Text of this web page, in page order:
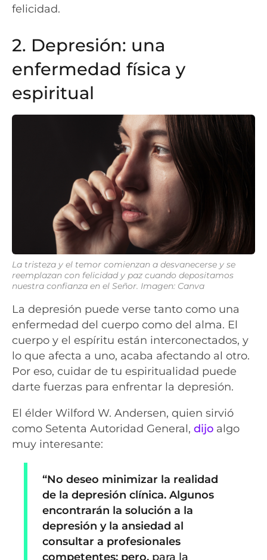
felicidad.
2. Depresión: una
enfermedad física y
espiritual
La tristeza y el temor comienzan a desvanecerse y se
reemplazan con felicidad y paz cuando depositamos
nuestra confianza en el Señor. Imagen: Canva
La depresión puede verse tanto como una
enfermedad del cuerpo como del alma. El
cuerpo y el espíritu están interconectados, y
lo que afecta a uno, acaba afectando al otro.
Por eso, cuidar de tu espiritualidad puede
darte fuerzas para enfrentar la depresión.
El élder Wilford W. Andersen, quien sirvió
como Setenta Autoridad General, dijo algo
muy interesante:
“No deseo minimizar la realidad
de la depresión clínica. Algunos
encontrarán la solución a la
depresión y la ansiedad al
consultar a profesionales
competentes; pero, para la